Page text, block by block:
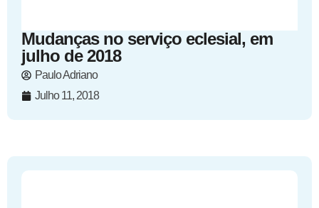
Mudanças no serviço eclesial, em
julho de 2018
Paulo Adriano
Julho 11, 2018